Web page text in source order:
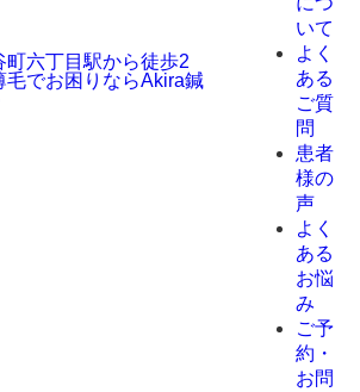
いて
よく
ある
ご質
問
患者
様の
声
よく
ある
お悩
み
ご予
約・
お問